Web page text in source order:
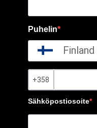
Puhelin
Finland
Sähköpostiosoite